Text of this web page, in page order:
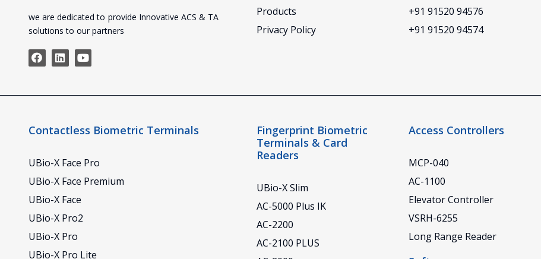
we are dedicated to provide Innovative ACS & TA
solutions to our partners
Products
Privacy Policy
+91 91520 94576
+91 91520 94574
Contactless Biometric Terminals
UBio-X Face Pro
UBio-X Face Premium
UBio-X Face
UBio-X Pro2
UBio-X Pro
UBio-X Pro Lite
Fingerprint Biometric
Terminals & Card
Readers
UBio-X Slim
AC-5000 Plus IK
AC-2200
AC-2100 PLUS
Access Controllers
MCP-040
AC-1100
Elevator Controller
VSRH-6255
Long Range Reader